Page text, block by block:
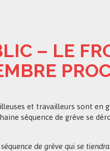
– LE
et travailleurs sont en
séquence de grève se
de grève qui se